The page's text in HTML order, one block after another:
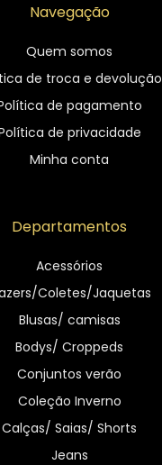
Navegação
Quem somos
de troca e devolução
de pagamento
de privacidade
Minha conta
Departamentos
Acessórios
Coletes/Jaquetas
Blusas/ camisas
Bodys/ Croppeds
Conjuntos verão
Coleção Inverno
Calças/ Saias/ Shorts
Jeans